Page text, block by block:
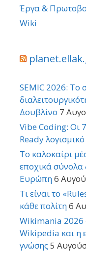
Έργα &
Wiki
SEMIC 2026: Το
Δουβλίνο 7
Vibe Coding: Οι
Ready
Το καλοκαίρι
εποχικά
Ευρώπη6
Τι είναι το
κάθε πολίτη6
Wikimania 2026
Wikipedia και η
γνώσης 5